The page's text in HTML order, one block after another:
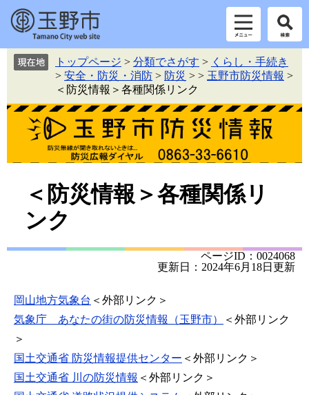
先を
トップページ > 分類でさがす > くらし・手続き
> 安全・防災・消防 > 防災 > > 玉野市防災情報 >
＜防災情報＞各種関係リンク
＜防災情報＞各種関係リ
ンク
ページID：0024068
更新日：2024年6月18日更新
岡山地方気象台 ＜外部リンク＞
気象庁 あなたの街の防災情報（玉野市）
＜外部リンク
＞
国土交通省 防災情報提供センター ＜外部リンク＞
国土交通省 川の防災情報 ＜外部リンク＞